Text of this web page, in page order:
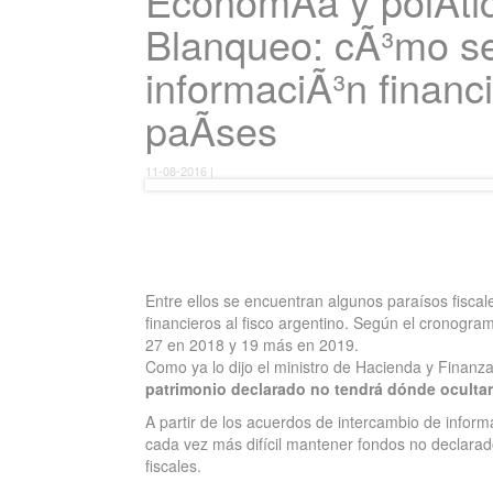
Blanqueo: cÃ³mo
informaciÃ³n
paÃ­ses
11-08-2016 |
Entre ellos se encuentran algunos paraísos
financieros al fisco argentino. Según el
27 en 2018 y 19 más en 2019.
Como ya lo dijo el ministro de Hacienda y
patrimonio declarado no tendrá dónde
A partir de los acuerdos de intercambio de
cada vez más difícil mantener fondos no
fiscales.